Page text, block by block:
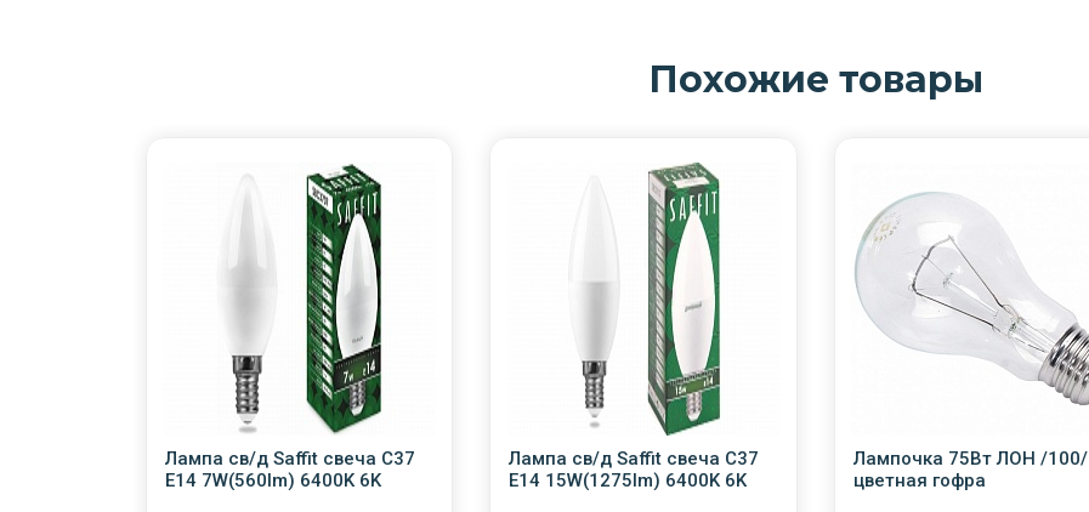
Похожие товары
Лампа св/д Saffit свеча С37
E14 7W(560lm) 6400K 6K
Лампа св/д Saffit свеча С37
E14 15W(1275lm) 6400K 6K
Лампочка 75Вт ЛОН /100/
цветная гофра